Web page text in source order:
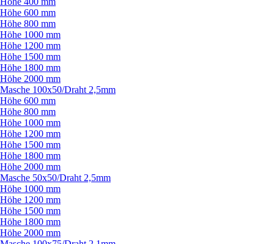
Höhe 600 mm
Höhe 800 mm
Höhe 1000 mm
Höhe 1200 mm
Höhe 1500 mm
Höhe 1800 mm
Höhe 2000 mm
Masche 100x50/Draht 2,5mm
Höhe 600 mm
Höhe 800 mm
Höhe 1000 mm
Höhe 1200 mm
Höhe 1500 mm
Höhe 1800 mm
Höhe 2000 mm
Masche 50x50/Draht 2,5mm
Höhe 1000 mm
Höhe 1200 mm
Höhe 1500 mm
Höhe 1800 mm
Höhe 2000 mm